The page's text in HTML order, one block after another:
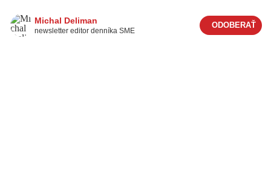
Michal Deliman
newsletter editor denníka SME